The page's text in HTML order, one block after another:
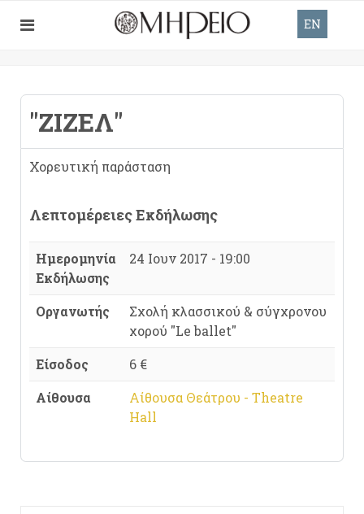
EN
"ΖΙΖΈΛ"
Χορευτική παράσταση
Λεπτομέρειες Εκδήλωσης
Ημερομηνία
Εκδήλωσης
24 Ιουν 2017 - 19:00
Οργανωτής
Σχολή κλασσικού & σύγχρονου
χορού "Le ballet"
Είσοδος
6 €
Αίθουσα
Αίθουσα Θεάτρου - Theatre
Hall